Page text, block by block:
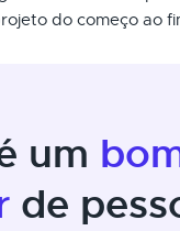
do começo ao
um
de